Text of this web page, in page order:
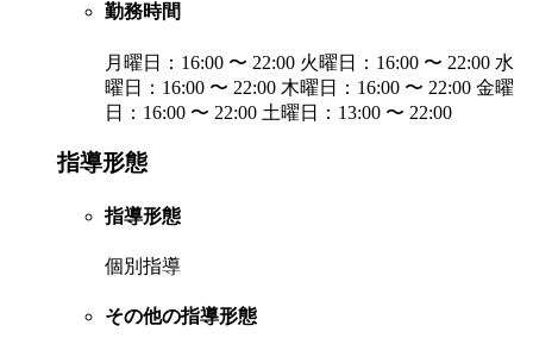
勤務時間
月曜日：16:00 〜 22:00 火曜日：16:00 〜 22:00 水
曜日：16:00 〜 22:00 木曜日：16:00 〜 22:00 金曜
日：16:00 〜 22:00 土曜日：13:00 〜 22:00
指導形態
指導形態
個別指導
その他の指導形態